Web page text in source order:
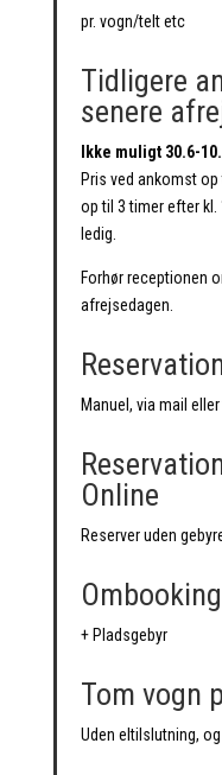
pr. vogn/telt etc
Tidligere
senere
Ikke muligt 30.6-
Pris ved ankomst
op til 3 timer efter kl.
ledig.
Forhør receptionen
afrejsedagen.
Manuel, via mail
Online
Reserver uden
+ Pladsgebyr
Tom vogn
Uden eltilslutning,